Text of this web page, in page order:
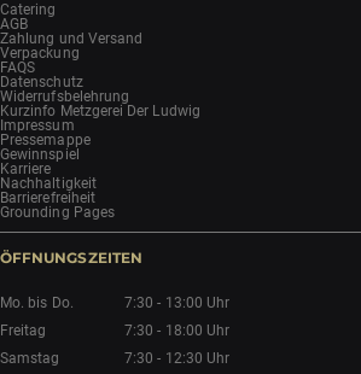
Catering
AGB
Zahlung und Versand
Verpackung
FAQS
Datenschutz
Widerrufsbelehrung
Kurzinfo Metzgerei Der Ludwig
Impressum
Pressemappe
Gewinnspiel
Karriere
Nachhaltigkeit
Barrierefreiheit
Grounding Pages
ÖFFNUNGSZEITEN
Mo. bis Do. 7:30 - 13:00 Uhr
Freitag
7:30 - 18:00 Uhr
Samstag
7:30 - 12:30 Uhr